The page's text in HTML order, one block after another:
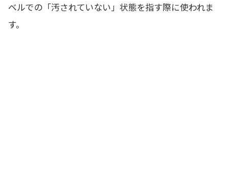
ベルでの「汚されていない」状態を指す際に使われま
す。